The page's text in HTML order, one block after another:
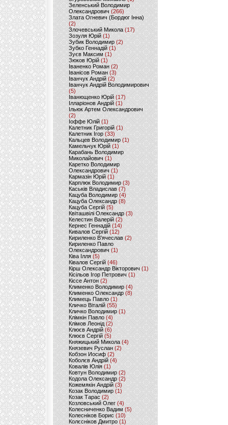
Зеленський Володимир
Олександрович (266)
Злата Огневич (Бордюг Інна)
(2)
Злочевський Микола(17)
Зозуля Юрій (1)
Зубик Володимир (2)
Зубко Геннадій (1)
Зуєв Максим(1)
Зюков Юрій (1)
Іваненко Роман (2)
Іванісов Роман (3)
Іванчук Андрій(2)
Іванчук Андрій Володимирович
(5)
Іванющенко Юрій (17)
Ілларіонов Андрій (1)
Ільюк Артем Олександрович
(2)
Іоффе Юлій (1)
Калетник Григорій(1)
Калетник Ігор (33)
Кальцев Володимир(1)
Камельчук Юрій (1)
Карабань Володимир
Миколайович (1)
Каретко Володимир
Олександрович (1)
Кармазін Юрій(1)
Карплюк Володимир(3)
Каськів Владислав (7)
Кацуба Володимир (4)
Кацуба Олександр (8)
Кацуба Сергій (5)
Квіташвілі Олександр(3)
Келестин Валерій(2)
Кернес Геннадій (14)
Кивалов Сергій (12)
Кириленко В’ячеслав (2)
Кириленко Павло
Олександрович (1)
Ківа Ілля (5)
Ківалов Сергій(46)
Кірш Олександр Вікторович (1)
Кісільов Ігор Петрович (1)
Кіссе Антон (2)
Клименко Володимир(4)
Клименко Олександр (8)
Климець Павло (1)
Кличко Віталій(55)
Кличко Володимир (1)
Клімкін Павло (4)
Клімов Леонід(2)
Клюєв Андрій(6)
Клюєв Сергій (5)
Княжицький Микола(4)
Князевич Руслан (2)
Кобзон Иосиф(2)
Коболєв Андрій (4)
Ковалів Юлія(1)
Ковтун Володимир (2)
Кодола Олександр (2)
Кожемякін Андрій (3)
Козак Володимир (1)
Козак Тарас (2)
Козловський Олег(4)
Колесниченко Вадим (5)
Колесніков Борис (10)
Колєсніков Дмитро (1)